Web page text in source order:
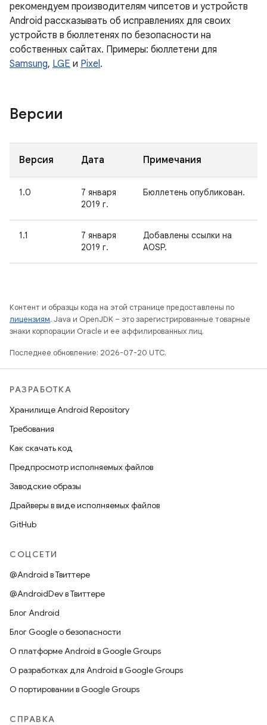
рекомендуем производителям чипсетов и устройств
Android рассказывать об исправлениях для своих
устройств в бюллетенях по безопасности на
собственных сайтах. Примеры: бюллетени для
Samsung, LGE и Pixel.
Версии
Версия Дата Примечания
1.0
7 января
2019 г.
Бюллетень опубликован.
1.1
7 января
2019 г.
Добавлены ссылки на
AOSP.
Контент и образцы кода на этой странице предоставлены по
лицензиям. Java и OpenJDK – это зарегистрированные товарные
знаки корпорации Oracle и ее аффилированных лиц.
Последнее обновление: 2026-07-20 UTC.
РАЗРАБОТКА
Хранилище Android Repository
Требования
Как скачать код
Предпросмотр исполняемых файлов
Заводские образы
Драйверы в виде исполняемых файлов
GitHub
СОЦСЕТИ
@Android в Твиттере
@AndroidDev в Твиттере
Блог Android
Блог Google о безопасности
О платформе Android в Google Groups
О разработках для Android в Google Groups
О портировании в Google Groups
СПРАВКА